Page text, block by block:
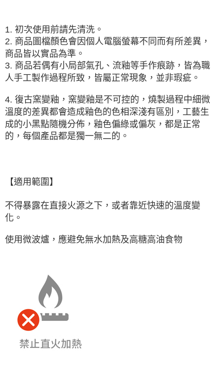
1. 初次使用前請先清洗。
2. 商品圖檔顏色會因個人電腦螢幕不同而有所差異，
商品皆以實品為準。
3. 商品若偶有小局部氣孔、流釉等手作痕跡，皆為職
人手工製作過程所致，皆屬正常現象，並非瑕疵。
4. 復古窯變釉，窯變釉是不可控的 ，燒製過程中細微
溫度的差異都會造成釉色的色相深淺有區別，工藝生
成的小黑點隨機分佈，釉色偏綠或偏灰，都是正常
的，每個產品都是獨一無二的。
【適用範圍】
不得暴露在直接火源之下，或者靠近快速的溫度變
化。
使用微波爐，應避免無水加熱及高糖高油食物